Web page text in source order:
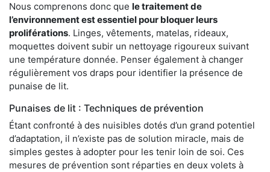
Nous comprenons donc que le traitement de
l’environnement est essentiel pour bloquer leurs
proliférations. Linges, vêtements, matelas, rideaux,
moquettes doivent subir un nettoyage rigoureux suivant
une température donnée. Penser également à changer
régulièrement vos draps pour identifier la présence de
punaise de lit.
Punaises de lit : Techniques de prévention
Étant confronté à des nuisibles dotés d’un grand potentiel
d’adaptation, il n’existe pas de solution miracle, mais de
simples gestes à adopter pour les tenir loin de soi. Ces
mesures de prévention sont réparties en deux volets à